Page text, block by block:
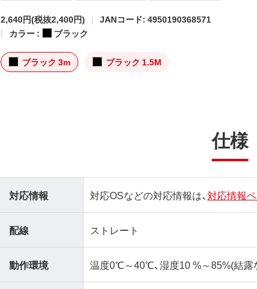
2,640円(税抜2,400円)
JANコード: 4950190368571
カラー :
ブラック
ブラック 3m ブラック 1.5M
仕様
対応情報 対応OSなどの対応情報は、対応情報
配線 ストレート
動作環境 温度0℃～40℃、湿度10 %～85%(結露